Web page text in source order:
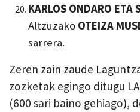
KARLOS ONDARO ETA
Altzuzako OTEIZA
sarrera.
Zeren zain zaude
zozketak egingo ditugu
(600 sari baino gehiago),